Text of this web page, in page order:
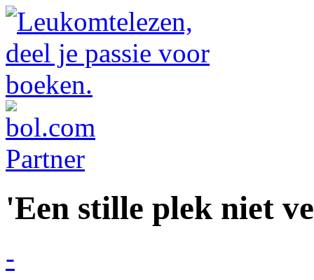
'Een stille plek niet
-